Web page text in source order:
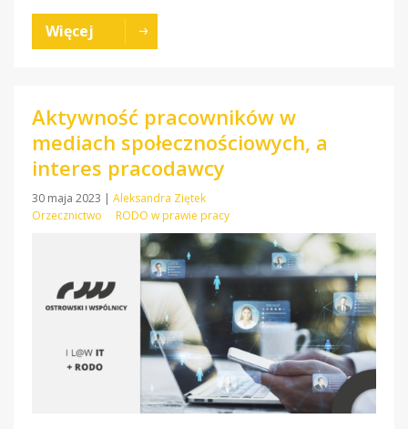
Więcej
Aktywność pracowników w
mediach społecznościowych, a
interes pracodawcy
30 maja 2023 | Aleksandra Ziętek
Orzecznictwo
RODO w prawie pracy